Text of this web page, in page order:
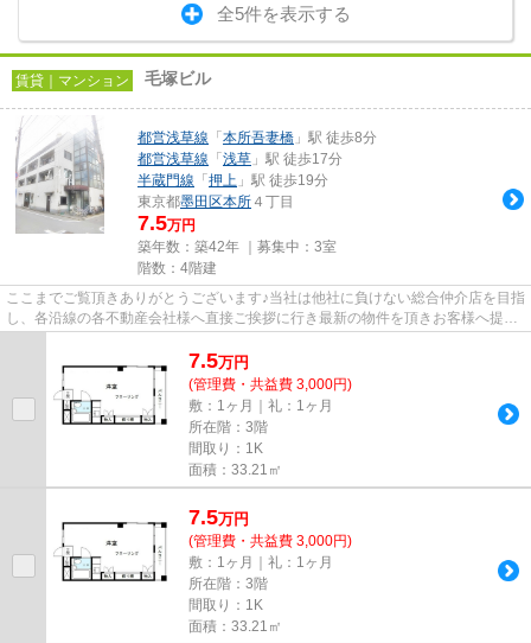
全5件を表示する
賃貸｜マンション 毛塚ビル
都営浅草線 「 本所吾妻橋 」駅 徒歩8分
都営浅草線 「 浅草 」駅 徒歩17分
半蔵門線 「 押上 」駅 徒歩19分
東京都墨田区本所 ４丁目
7.5万円
築年数：築42年 ｜募集中： 3室
階数：4階建
ここまでご覧頂きありがとうございます♪当社は他社に負けない総合仲介店を目指
し、各沿線の各不動産会社様へ直接ご挨拶に行き最新の物件を頂きお客様へ提供
7.5万円
(管理費・共益費 3,000円)
敷：1ヶ月｜礼：1ヶ月
所在階：3階
間取り：1K
面積：33.21㎡
7.5万円
(管理費・共益費 3,000円)
敷：1ヶ月｜礼：1ヶ月
所在階：3階
間取り：1K
面積：33.21㎡